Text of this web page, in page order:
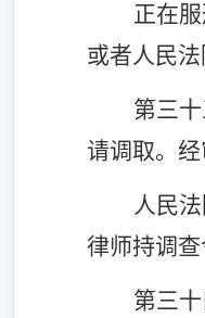
正在
或者人民法
第三
请调取。
人民
律师持调
第三